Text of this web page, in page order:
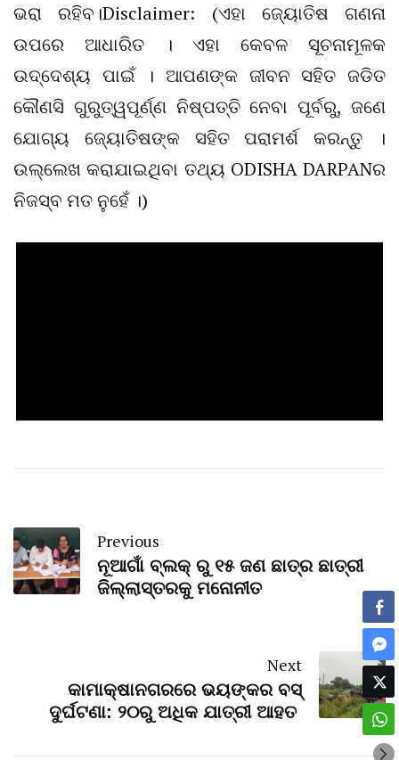
ଭରା ରହିବ।Disclaimer: (ଏହା ଜ୍ୟୋତିଷ ଗଣନା
ଉପରେ ଆଧାରିତ । ଏହା କେବଳ ସୂଚନାମୂଳକ
ଉଦ୍ଦେଶ୍ୟ ପାଇଁ । ଆପଣଙ୍କ ଜୀବନ ସହିତ ଜଡିତ
କୌଣସି ଗୁରୁତ୍ୱପୂର୍ଣ୍ଣ ନିଷ୍ପତ୍ତି ନେବା ପୂର୍ବରୁ, ଜଣେ
ଯୋଗ୍ୟ ଜ୍ୟୋତିଷଙ୍କ ସହିତ ପରାମର୍ଶ କରନ୍ତୁ ।
ଉଲ୍ଲେଖ କରାଯାଇଥିବା ତଥ୍ୟ ODISHA DARPANର
ନିଜସ୍ବ ମତ ନୁହେଁ ।)
Previous
ନୂଆଗାଁ ବ୍ଲକ୍ ରୁ ୧୫ ଜଣ ଛାତ୍ର ଛାତ୍ରୀ
ଜିଲ୍ଲାସ୍ତରକୁ ମନୋନୀତ
Next
କାମାକ୍ଷାନଗରରେ ଭୟଙ୍କର ବସ୍‌
ଦୁର୍ଘଟଣା: ୨୦ରୁ ଅଧିକ ଯାତ୍ରୀ ଆହତ